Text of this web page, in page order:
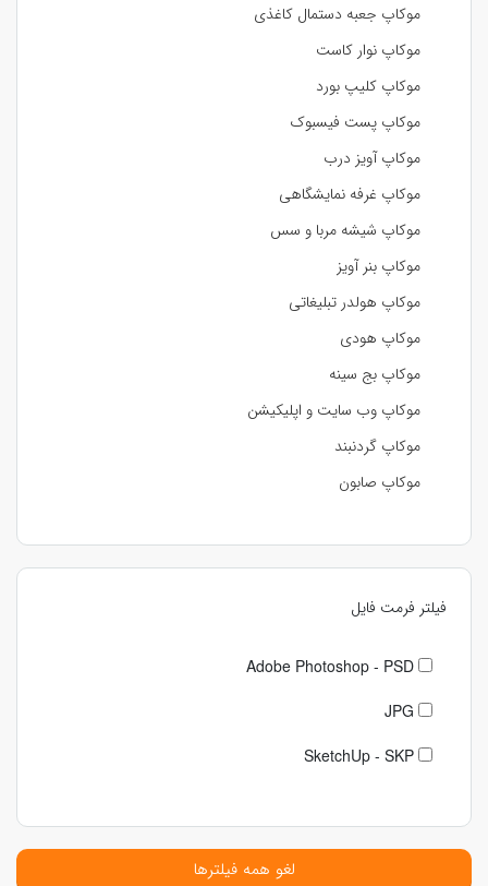
موکاپ جعبه دستمال کاغذی
موکاپ نوار کاست
موکاپ کلیپ بورد
موکاپ پست فیسبوک
موکاپ آویز درب
موکاپ غرفه نمایشگاهی
موکاپ شیشه مربا و سس
موکاپ بنر آویز
موکاپ هولدر تبلیغاتی
موکاپ هودی
موکاپ بج سینه
موکاپ وب سایت و اپلیکیشن
موکاپ گردنبند
موکاپ صابون
فیلتر فرمت فایل
Adobe Photoshop - PSD
JPG
SketchUp - SKP
لغو همه فیلترها